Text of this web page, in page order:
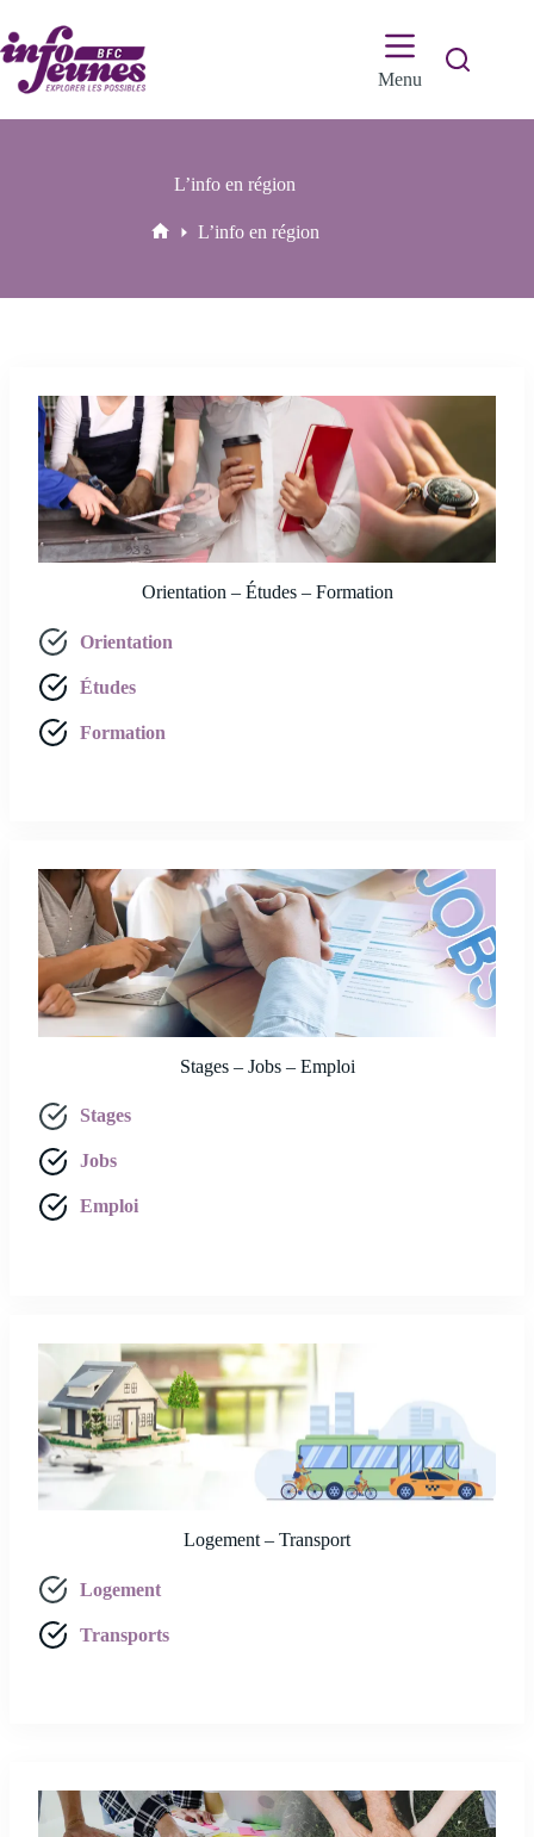
au
contenu
Menu
L’info en région
L’info en région
Orientation – Études – Formation
Orientation
Études
Formation
Stages – Jobs – Emploi
Stages
Jobs
Emploi
Logement – Transport
Logement
Transports